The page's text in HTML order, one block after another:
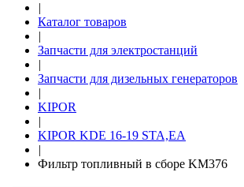
|
Каталог товаров
|
Запчасти для электростанций
|
Запчасти для дизельных генераторов
|
KIPOR
|
KIPOR KDE 16-19 STA,EA
|
Фильтр топливный в сборе KM376